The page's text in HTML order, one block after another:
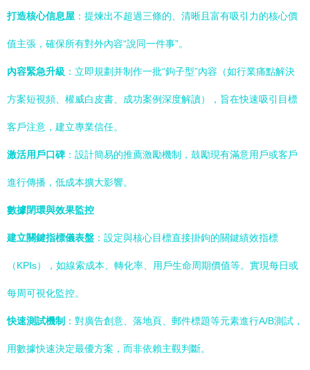
打造核心信息屋 ：提煉出不超過三條的、清晰且富有吸引力的核心價
值主張，確保所有對外內容“說同一件事”。
內容緊急升級 ：立即規劃并制作一批“鉤子型”內容（如行業痛點解決
方案短視頻、權威白皮書、成功案例深度解讀），旨在快速吸引目標
客戶注意，建立專業信任。
激活用戶口碑 ：設計簡易的推薦激勵機制，鼓勵現有滿意用戶或客戶
進行傳播，低成本擴大影響。
數據閉環與效果監控
建立關鍵指標儀表盤 ：設定與核心目標直接掛鉤的關鍵績效指標
（KPIs），如線索成本、轉化率、用戶生命周期價值等。實現每日或
每周可視化監控。
快速測試機制 ：對廣告創意、落地頁、郵件標題等元素進行A/B測試，
用數據快速決定最優方案，而非依賴主觀判斷。